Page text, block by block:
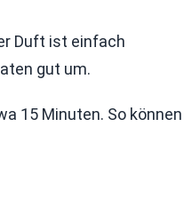
Duft ist einfach
gut um.
15 Minuten. So können